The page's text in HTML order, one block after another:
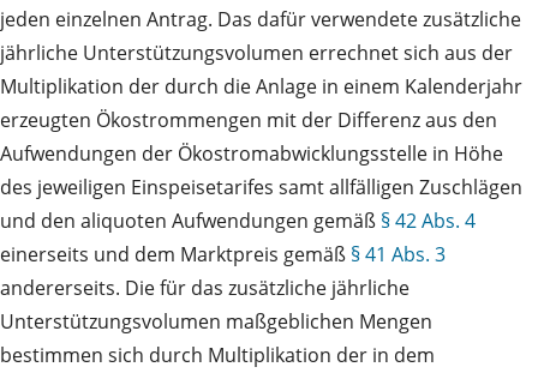
jeden einzelnen Antrag. Das dafür verwendete zusätzliche
jährliche Unterstützungsvolumen errechnet sich aus der
Multiplikation der durch die Anlage in einem Kalenderjahr
erzeugten Ökostrommengen mit der Differenz aus den
Aufwendungen der Ökostromabwicklungsstelle in Höhe
des jeweiligen Einspeisetarifes samt allfälligen Zuschlägen
und den aliquoten Aufwendungen gemäß § 42 Abs. 4
einerseits und dem Marktpreis gemäß § 41 Abs. 3
andererseits. Die für das zusätzliche jährliche
Unterstützungsvolumen maßgeblichen Mengen
bestimmen sich durch Multiplikation der in dem